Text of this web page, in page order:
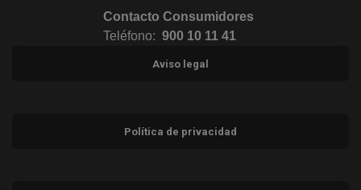
Contacto Consumidores
Teléfono: 900 10 11 41
Aviso legal
Política de privacidad